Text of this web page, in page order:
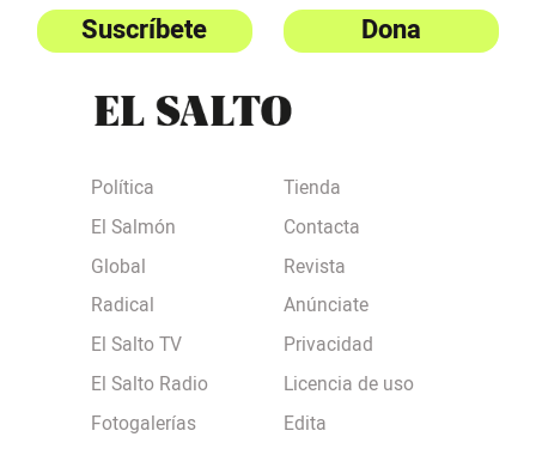
Suscríbete Dona
Política
El Salmón
Global
Radical
El Salto TV
El Salto Radio
Fotogalerías
Tienda
Contacta
Revista
Anúnciate
Privacidad
Licencia de uso
Edita